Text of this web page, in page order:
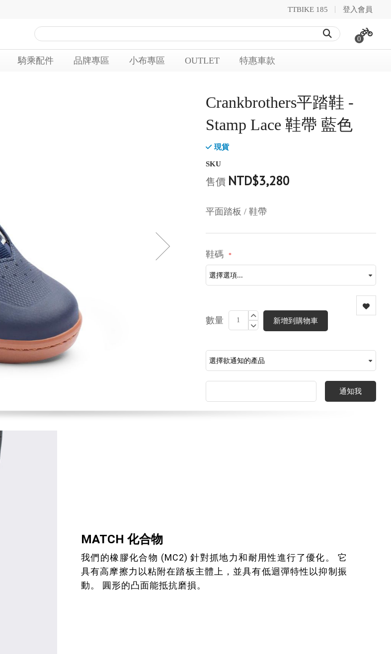
TTBIKE 185
登入會員
0
騎乘配件 品牌專區 小布專區 OUTLET 特惠車款
Crankbrothers平踏鞋 -
Stamp Lace 鞋帶 藍色
現貨
SKU
售價 NTD$3,280
平面踏板 / 鞋帶
鞋碼
數量 新增到購物車
通知我
MATCH 化合物
我們的橡膠化合物 (MC2) 針對抓地力和耐用性進行了優化。 它
具有高摩擦力以粘附在踏板主體上，並具有低迴彈特性以抑制振
動。 圓形的凸面能抵抗磨損。